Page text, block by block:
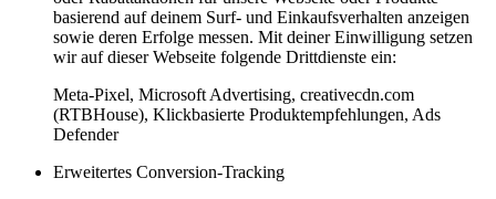
basierend auf deinem Surf- und Einkaufsverhalten anzeigen
sowie deren Erfolge messen. Mit deiner Einwilligung setzen
wir auf dieser Webseite folgende Drittdienste ein:
Meta-Pixel, Microsoft Advertising, creativecdn.com
(RTBHouse), Klickbasierte Produktempfehlungen, Ads
Defender
Erweitertes Conversion-Tracking